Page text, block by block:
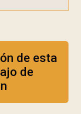
de esta
de